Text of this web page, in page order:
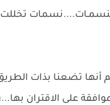
أنها تضعنا بذات
على الاقتران